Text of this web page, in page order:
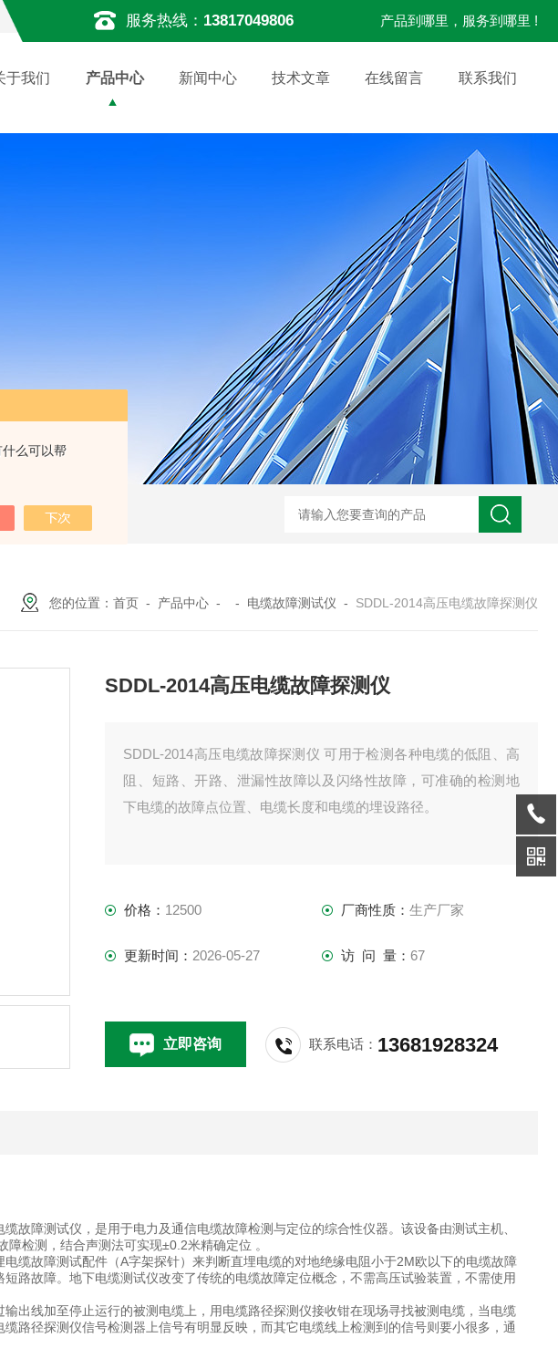
么可以帮
服务热线： 13817049806 产品到哪里，服务到哪里 !
于我们 产品中心 新闻中心 技术文章 在线留言 联系我们
型CS2077高压兆欧表校验仪 GM-5KV-20KV型可调高压兆欧表GM-5KV-20KV nl3203型
您的位置： 首页 - 产品中心 - - 电缆故障测试仪 - SDDL-2014高压电缆故障探测仪
SDDL-2014高压电缆故障探测仪
SDDL-2014高压电缆故障探测仪 可用于检测各种电缆的低阻、高
阻、短路、开路、泄漏性故障以及闪络性故障，可准确的检测地
下电缆的故障点位置、电缆长度和电缆的埋设路径。
价格： 12500 厂商性质： 生产厂家
更新时间： 2026-05-27 访 问 量： 67
立即咨询 联系电话： 13681928324
故障测试仪，是用于电力及通信电缆故障检测与定位的综合性仪器。该设备由测试主机、
检测，结合声测法可实现±0.2米精确定位 。
缆故障测试配件（A字架探针）来判断直埋电缆的对地绝缘电阻小于2M欧以下的电缆故障
路故障。地下电缆测试仪改变了传统的电缆故障定位概念，不需高压试验装置，不需使用
出线加至停止运行的被测电缆上，用电缆路径探测仪接收钳在现场寻找被测电缆，当电缆
路径探测仪信号检测器上信号有明显反映，而其它电缆线上检测到的信号则要小很多，通